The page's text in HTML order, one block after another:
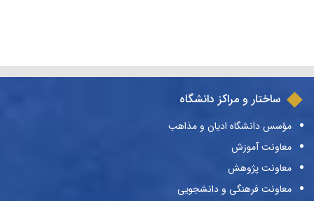
ساختار و مراکز دانشگاه
مؤسس دانشگاه ادیان و مذاهب
معاونت آموزش
معاونت پژوهش
معاونت فرهنگی و دانشجویی